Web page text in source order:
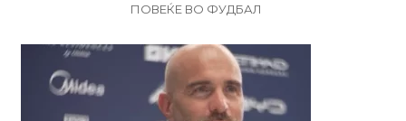
ПОВЕЌЕ ВО ФУДБАЛ